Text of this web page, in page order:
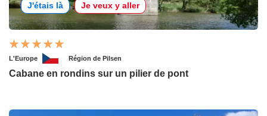
J'étais là Je veux y aller
L'Europe Région de Pilsen
Cabane en rondins sur un pilier de pont